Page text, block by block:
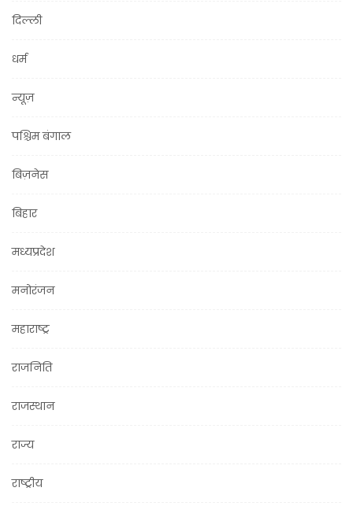
दिल्ली
धर्म
न्यूज़
पश्चिम बंगाल
बिज़नेस
बिहार
मध्यप्रदेश
मनोरंजन
महाराष्ट्र
राजनिति
राजस्थान
राज्य
राष्ट्रीय